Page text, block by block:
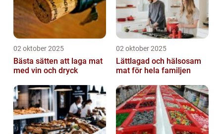
02 oktober 2025
Bästa sätten att laga mat
med vin och dryck
02 oktober 2025
Lättlagad och hälsosam
mat för hela familjen